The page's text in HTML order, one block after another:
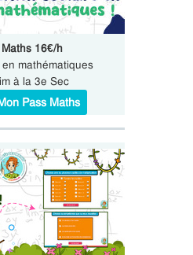
16€/h
mathématiques
à la 3e Sec
Pass Maths